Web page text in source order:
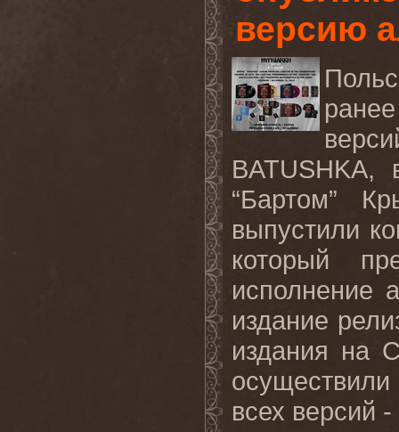
версию
“Бартом”
выпустили
который
исполнение
издание
издания на
всех версий